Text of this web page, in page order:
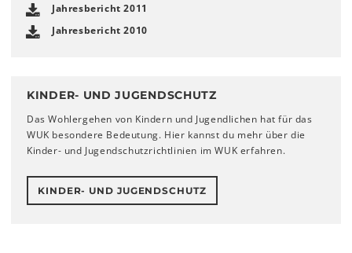
Jahresbericht 2011
Jahresbericht 2010
KINDER- UND JUGENDSCHUTZ
Das Wohlergehen von Kindern und Jugendlichen hat für das
WUK besondere Bedeutung. Hier kannst du mehr über die
Kinder- und Jugendschutzrichtlinien im WUK erfahren.
KINDER- UND JUGENDSCHUTZ